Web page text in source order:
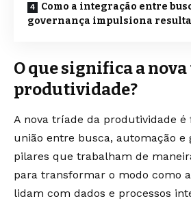
Como a integração entre
governança impulsiona
O que significa a
produtividade?
A nova tríade da produtividade é
união entre busca, automação e
pilares que trabalham de
para transformar o modo como
lidam com dados e processos